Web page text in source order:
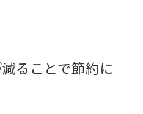
ることで節約に